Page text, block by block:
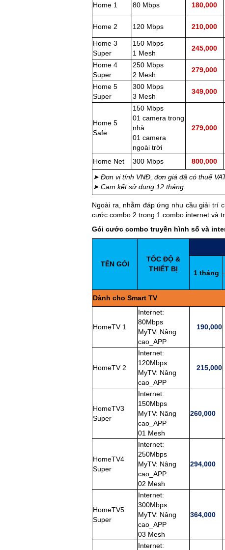
Home 1 80 Mbps 180,000
Home 2 120 Mbps 210,000
Home 3
Super
150 Mbps
1 Mesh
245,000
Home 4
Super
250 Mbps
2 Mesh
279,000
Home 5
Super
300 Mbps
3 Mesh
349,000
Home 5
Safe
150 Mbps
01 camera trong
nhà
01 camera
ngoài trời
279,000
Home Net 300 Mbps 800,000
➤ Đơn vị tính VNĐ, đơn giá đã có thuế
➤ Cam kết sử dụng 12 tháng.
Ngoài ra, nhằm đáp ứng nhu cầu giải trí
cước combo 2 trong 1 combo internet và
Gói cước combo truyền hình số và
TÊN GÓI
TỐC ĐỘ &
THIẾT BỊ
1 tháng
Dành cho Smart TV
HomeTV 1
Internet:
80Mbps
MyTV: Nâng
cao_APP
190,000
HomeTV 2
Internet:
120Mbps
MyTV: Nâng
cao_APP
215,000
HomeTV3
Super
Internet:
150Mbps
MyTV: Nâng
cao_APP
01 Mesh
260,000
HomeTV4
Super
Internet:
250Mbps
MyTV: Nâng
cao_APP
02 Mesh
294,000
HomeTV5
Super
Internet:
300Mbps
MyTV: Nâng
cao_APP
03 Mesh
364,000
Internet: